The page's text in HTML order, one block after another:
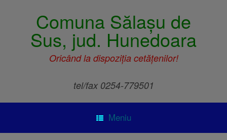
Comuna Sălașu de
Sus, jud. Hunedoara
Oricând la dispoziția cetățenilor!
tel/fax 0254-779501
Meniu